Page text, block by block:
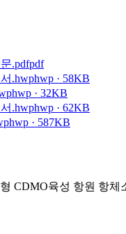
.pdfpdf
.hwphwp · 58KB
hwp · 32KB
.hwphwp · 62KB
hwp · 587KB
CDMO육성 항원 항